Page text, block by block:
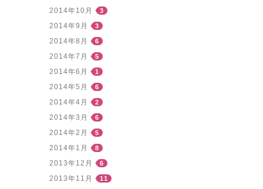
2014年10月 3
2014年9月 3
2014年8月 6
2014年7月 5
2014年6月 1
2014年5月 6
2014年4月 2
2014年3月 6
2014年2月 5
2014年1月 8
2013年12月 6
2013年11月 11